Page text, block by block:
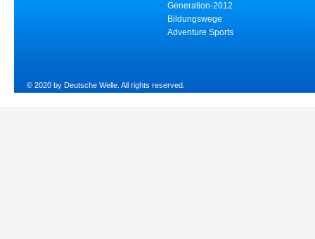
Generation-2012
Bildungswege
Adventure Sports
© 2020 by Deutsche Welle. All rights reserved.